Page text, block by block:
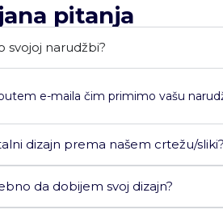
pitanja
svojoj narudžbi?
e-maila čim primimo vašu
dizajn prema našem crtežu/sliki?
da dobijem svoj dizajn?